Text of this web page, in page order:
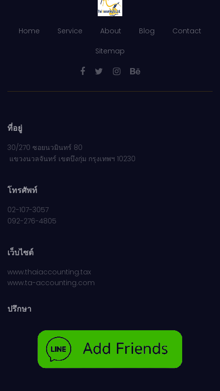
Home Service About Blog Contact
Sitemap
ที่อยู่
30/270 ซอยนวมินทร์ 80
แขวงนวลจันทร์ เขตบึงกุ่ม กรุงเทพฯ 10230
โทรศัพท์
02-107-3057
092-276-4805
เว็บไซต์
www.thaiaccounting.tax
www.ta-accounting.com
ปรึกษา